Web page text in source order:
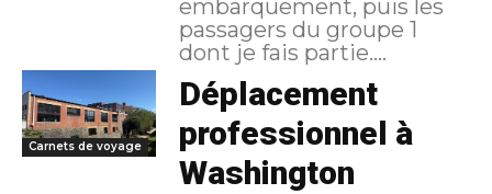
embarquement, puis les
passagers du groupe 1
dont je fais partie....
Carnets de voyage
Déplacement
professionnel à
Washington